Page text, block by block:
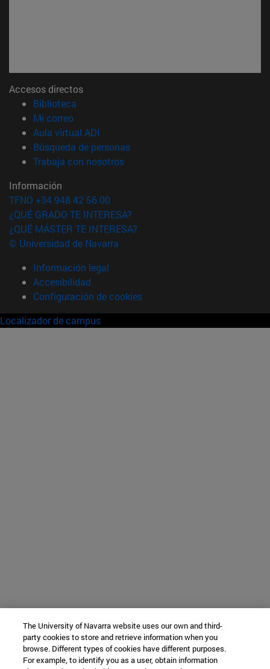
Accesos directos
Biblioteca
Mi correo(abre en nueva ventana)
Aula virtual ADI
Búsqueda de personas(abre en nueva ventana)
Trabaja con nosotros(abre en nueva ventana)
Información
TFNO +34 948 42 56 00
¿QUÉ GRADO TE INTERESA?
¿QUÉ MÁSTER TE INTERESA?
© Universidad de Navarra
Información legal
Accesibilidad
Configuración de cookies
Localizador de campus
The University of Navarra website uses our own and third-
party cookies to store and retrieve information when you
browse. Different types of cookies have different purposes.
For example, to identify you as a user, obtain information